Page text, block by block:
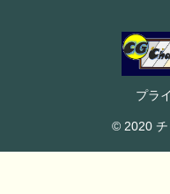
プラ
© 2020